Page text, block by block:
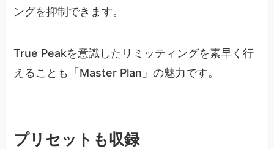
ングを抑制できます。
True Peakを意識したリミッティングを素早く行
えることも「Master Plan」の魅力です。
プリセットも収録